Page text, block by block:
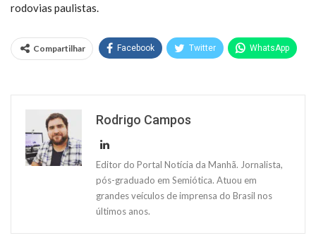
rodovias paulistas.
Compartilhar Facebook Twitter WhatsApp
Rodrigo Campos
Editor do Portal Notícia da Manhã. Jornalista,
pós-graduado em Semiótica. Atuou em
grandes veículos de imprensa do Brasil nos
últimos anos.